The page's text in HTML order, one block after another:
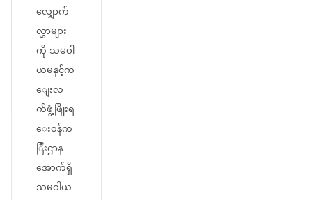
လျှောက်
လွှာများ
ကို သမဝါ
ယမနှင့်က
ျေးလ
က်ဖွံ့ဖြိုးရ
ေးဝန်က
ြီးဌာန
အောက်ရှိ
သမဝါယ